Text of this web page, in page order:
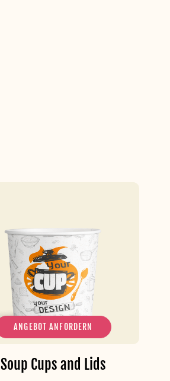
ANGEBOT ANFORDERN
Soup Cups and Lids